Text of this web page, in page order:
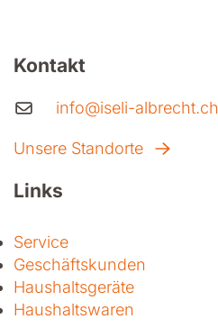
Kontakt
info@iseli-albrecht.ch
Unsere Standorte
Links
Service
Geschäftskunden
Haushaltsgeräte
Haushaltswaren